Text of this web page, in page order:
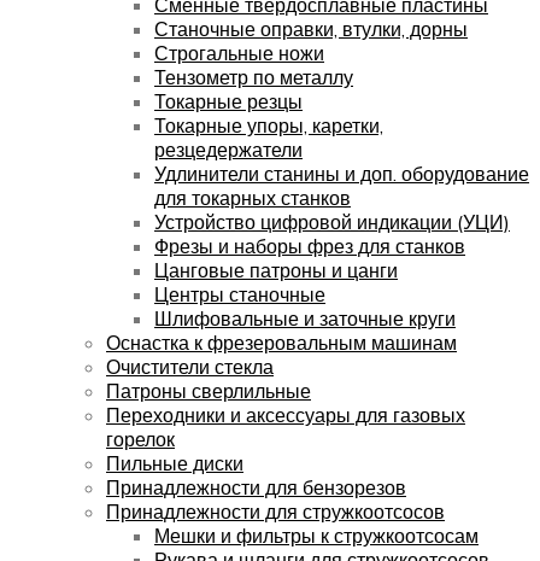
Станочные оправки, втулки, дорны
Строгальные ножи
Тензометр по металлу
Токарные резцы
Токарные упоры, каретки,
резцедержатели
Удлинители станины и доп. оборудование
для токарных станков
Устройство цифровой индикации (УЦИ)
Фрезы и наборы фрез для станков
Цанговые патроны и цанги
Центры станочные
Шлифовальные и заточные круги
Оснастка к фрезеровальным машинам
Очистители стекла
Патроны сверлильные
Переходники и аксессуары для газовых
горелок
Пильные диски
Принадлежности для бензорезов
Принадлежности для стружкоотсосов
Мешки и фильтры к стружкоотсосам